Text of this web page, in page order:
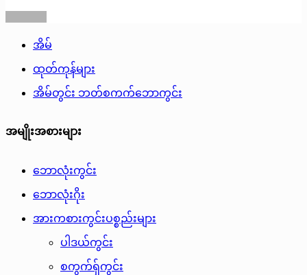
အိမ်
ထုတ်ကုန်များ
အိမ်တွင်း ဘတ်စကက်ဘောကွင်း
အမျိုးအစားများ
ဘောလုံးကွင်း
ဘောလုံးဂိုး
အားကစားကွင်းပစ္စည်းများ
ပါဒယ်ကွင်း
စကွက်ရှ်ကွင်း